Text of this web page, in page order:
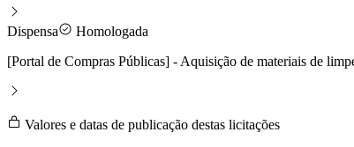
Dispensa
Homologada
[Portal de Compras Públicas] - Aquisição de materiais de
Valores e datas de publicação destas licitações